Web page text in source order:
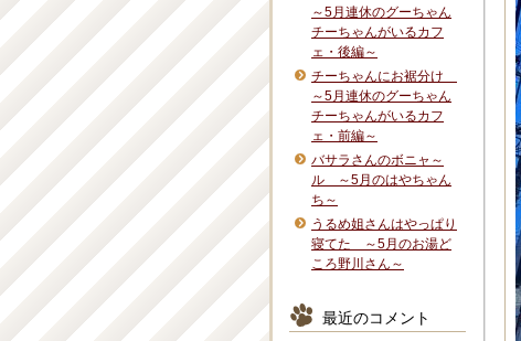
～5月連休のグーちゃん
チーちゃんがいるカフ
ェ・後編～
チーちゃんにお裾分け
～5月連休のグーちゃん
チーちゃんがいるカフ
ェ・前編～
バサラさんのボニャ～
ル ～5月のはやちゃん
ち～
うるめ姐さんはやっぱり
寝てた ～5月のお湯ど
ころ野川さん～
最近のコメント